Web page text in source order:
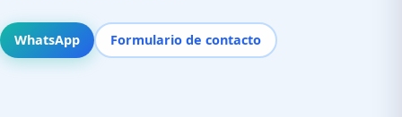
WhatsApp Formulario de contacto